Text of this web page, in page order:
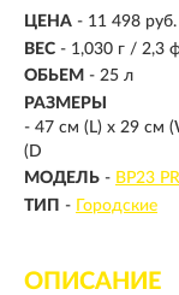
ЦЕНА - 11 498 руб.
ВЕС - 1,030 г / 2,3
ОБЬЕМ - 25 л
РАЗМЕРЫ
- 47 см (L) х 29 см
(D
МОДЕЛЬ - BP23
ТИП - Городские
ОПИСАНИЕ